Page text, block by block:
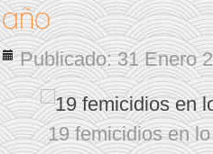
año
Publicado: 31 Enero
19 femicidios en